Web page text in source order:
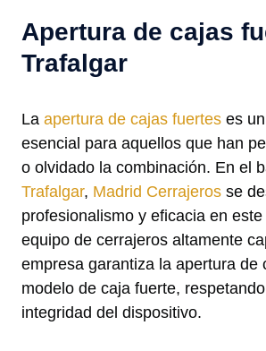
Apertura de cajas
Trafalgar
La apertura de cajas fuertes es
esencial para aquellos que han
o olvidado la combinación. En el
Trafalgar, Madrid Cerrajeros se
profesionalismo y eficacia en
equipo de cerrajeros altamente
empresa garantiza la apertura de
modelo de caja fuerte,
integridad del dispositivo.